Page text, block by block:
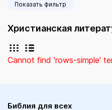
Показать фильтр
Христианская
Cannot find 'rows-simple'
Библия для всех